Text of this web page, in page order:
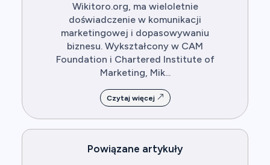
Wikitoro.org, ma wieloletnie
doświadczenie w komunikacji
marketingowej i dopasowywaniu
biznesu. Wykształcony w CAM
Foundation i Chartered Institute of
Marketing, Mik...
Czytaj więcej
Powiązane artykuły